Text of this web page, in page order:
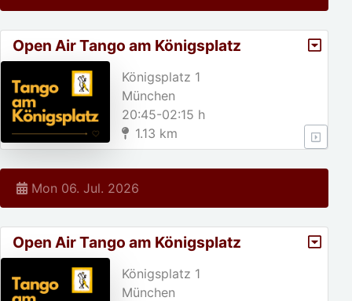
Open Air Tango am Königsplatz
Königsplatz 1
München
20:45-02:15 h
1.13 km
Mon 06. Jul. 2026
Open Air Tango am Königsplatz
Königsplatz 1
München